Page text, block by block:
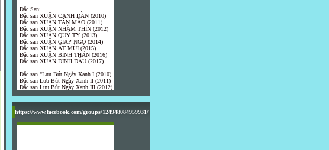
Đặc San:
Đặc san XUÂN CANH DẦN (2010)
Đặc san XUÂN TÂN MÃO (2011)
Đặc san XUÂN NHÂM THÌN (2012)
Đặc san XUÂN QUÝ TỴ (2013)
Đặc san XUÂN GIÁP NGỌ (2014)
Đặc san XUÂN ẤT MÙI (2015)
Đặc san XUÂN BÍNH THÂN (2016)
Đặc san XUÂN ĐINH DẬU (2017)
Đặc san "Lưu Bút Ngày Xanh I (2010)
Đặc san Lưu Bút Ngày Xanh II (2011)
Đặc san Lưu Bút Ngày Xanh III (2012)
https://www.facebook.com/groups/124948084959931/